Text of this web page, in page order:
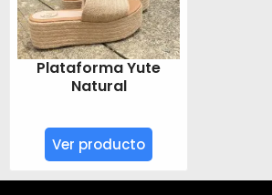
Plataforma Yute
Natural
Ver producto